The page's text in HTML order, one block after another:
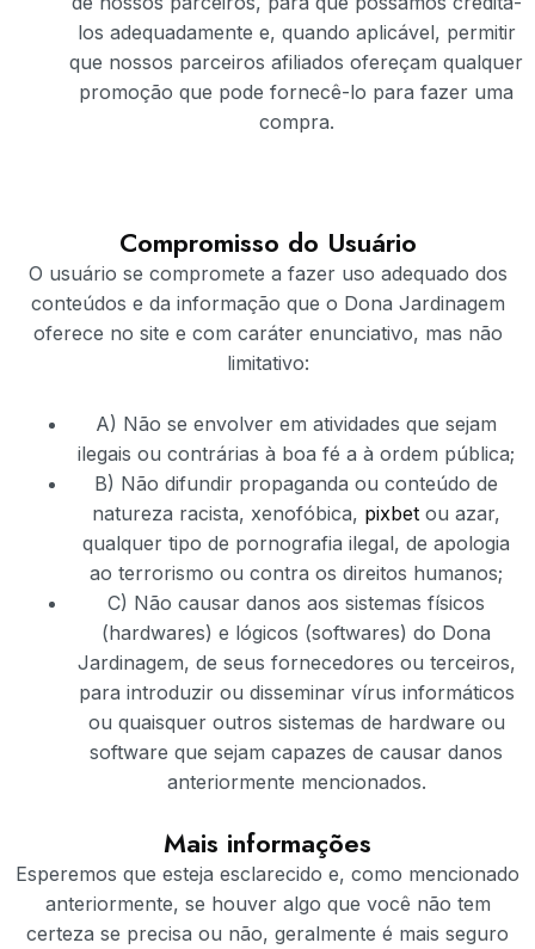
los adequadamente e, quando aplicável, permitir
que nossos parceiros afiliados ofereçam qualquer
promoção que pode fornecê-lo para fazer uma
compra.
Compromisso do Usuário
O usuário se compromete a fazer uso adequado dos
conteúdos e da informação que o Dona Jardinagem
oferece no site e com caráter enunciativo, mas não
limitativo:
A) Não se envolver em atividades que sejam
ilegais ou contrárias à boa fé a à ordem pública;
B) Não difundir propaganda ou conteúdo de
natureza racista, xenofóbica, pixbet ou azar,
qualquer tipo de pornografia ilegal, de apologia
ao terrorismo ou contra os direitos humanos;
C) Não causar danos aos sistemas físicos
(hardwares) e lógicos (softwares) do Dona
Jardinagem, de seus fornecedores ou terceiros,
para introduzir ou disseminar vírus informáticos
ou quaisquer outros sistemas de hardware ou
software que sejam capazes de causar danos
anteriormente mencionados.
Mais informações
Esperemos que esteja esclarecido e, como mencionado
anteriormente, se houver algo que você não tem
certeza se precisa ou não, geralmente é mais seguro